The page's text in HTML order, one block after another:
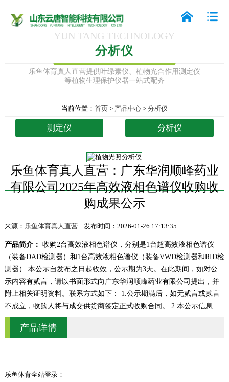
YUN TANG TECHNOLOGY
分析仪
乐鱼体育真人直营提供叶绿素仪、植物光合作用测定仪
等植物生理保护仪器一站式配齐
当前位置： 首页> 产品中心> 分析仪
测定仪 分析仪
乐鱼体育真人直营：广东华润顺峰药业
有限公司2025年高效液相色谱仪收购收
购成果公示
来源： 乐鱼体育真人直营发布时间：2026-01-26 17:13:35
产品简介： 收购2台高效液相色谱仪，分别是1台超高效液相色谱仪
（装备DAD检测器）和1台高效液相色谱仪（装备VWD检测器和RID检
测器） 本公示自发布之日起收效，公示期为3天。在此期间，如对公
示内容有贰言，请以书面形式向广东华润顺峰药业有限公司提出，并
附上相关证明资料。联系方式如下： 1.公示期满后，如无贰言或贰言
不成立，收购人将与成交供货商签定正式收购合同。 2.本公示信息
产品详情
乐鱼体育全站登录：